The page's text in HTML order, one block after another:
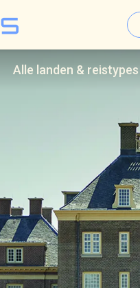
Lauwers
Alle landen & reistypes